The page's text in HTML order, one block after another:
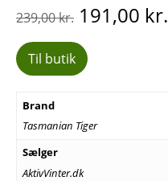
239,00kr. Den
oprindelige
pris
var:
239,00 kr..
191,00 kr.
Til butik
Brand
Tasmanian Tiger
Sælger
AktivVinter.dk